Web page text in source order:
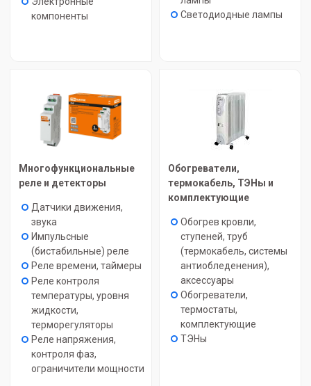
компоненты
Светодиодные лампы
Многофункциональные
реле и детекторы
Датчики движения,
звука
Импульсные
(бистабильные) реле
Реле времени, таймеры
Реле контроля
температуры, уровня
жидкости,
терморегуляторы
Реле напряжения,
контроля фаз,
ограничители мощности
Обогреватели,
термокабель, ТЭНы и
комплектующие
Обогрев кровли,
ступеней, труб
(термокабель, системы
антиобледенения),
аксессуары
Обогреватели,
термостаты,
комплектующие
ТЭНы